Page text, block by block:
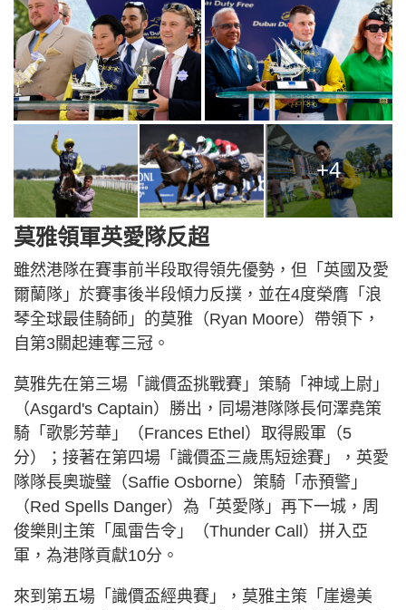
+4
莫雅領軍英愛隊反超
雖然港隊在賽事前半段取得領先優勢，但「英國及愛
爾蘭隊」於賽事後半段傾力反撲，並在4度榮膺「浪
琴全球最佳騎師」的莫雅（Ryan Moore）帶領下，
自第3關起連奪三冠。
莫雅先在第三場「識價盃挑戰賽」策騎「神域上尉」
（Asgard's Captain）勝出，同場港隊隊長何澤堯策
騎「歌影芳華」（Frances Ethel）取得殿軍（5
分）；接著在第四場「識價盃三歲馬短途賽」，英愛
隊隊長奧璇璧（Saffie Osborne）策騎「赤預警」
（Red Spells Danger）為「英愛隊」再下一城，周
俊樂則主策「風雷告令」（Thunder Call）拼入亞
軍，為港隊貢獻10分。
來到第五場「識價盃經典賽」，莫雅主策「崖邊美